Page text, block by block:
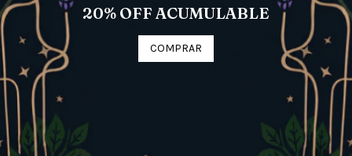
20% OFF ACUMULABLE
COMPRAR